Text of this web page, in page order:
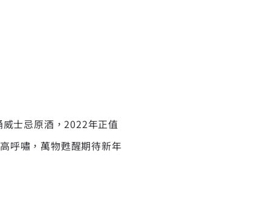
士忌原酒，2022年正值
呼嘯，萬物甦醒期待新年